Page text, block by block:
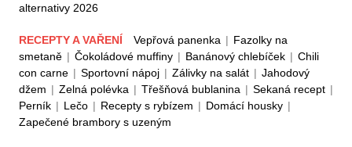
alternativy 2026
RECEPTY A VAŘENÍ Vepřová panenka | Fazolky na
smetaně | Čokoládové muffiny | Banánový chlebíček | Chili
con carne | Sportovní nápoj | Zálivky na salát | Jahodový
džem | Zelná polévka | Třešňová bublanina | Sekaná recept |
Perník | Lečo | Recepty s rybízem | Domácí housky |
Zapečené brambory s uzeným